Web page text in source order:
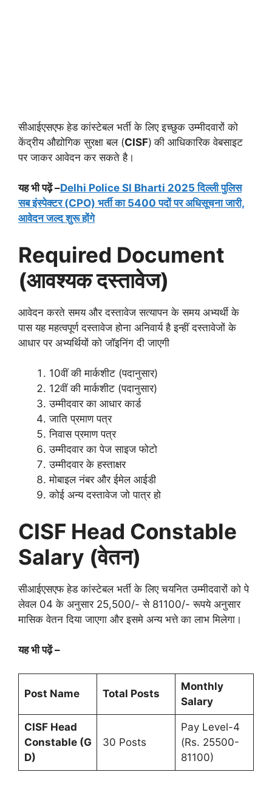
सीआईएसएफ हेड कांस्टेबल भर्ती के लिए इच्छुक उम्मीदवारों को
केंद्रीय औद्योगिक सुरक्षा बल (CISF) की आधिकारिक वेबसाइट
पर जाकर आवेदन कर सकते है।
यह भी पढ़ें –Delhi Police SI Bharti 2025 दिल्ली पुलिस
सब इंस्पेक्टर (CPO) भर्ती का 5400 पदों पर अधिसूचना जारी,
आवेदन जल्द शुरू होंगे
Required Document
(आवश्यक दस्तावेज)
आवेदन करते समय और दस्तावेज सत्यापन के समय अभ्यर्थी के
पास यह महत्वपूर्ण दस्तावेज होना अनिवार्य है इन्हीं दस्तावेजों के
आधार पर अभ्यर्थियों को जॉइनिंग दी जाएगी
10वीं की मार्कशीट (पदानुसार)
12वीं की मार्कशीट (पदानुसार)
उम्मीदवार का आधार कार्ड
जाति प्रमाण पत्र
निवास प्रमाण पत्र
उम्मीदवार का पेज साइज फोटो
उम्मीदवार के हस्ताक्षर
मोबाइल नंबर और ईमेल आईडी
कोई अन्य दस्तावेज जो पात्र हो
CISF Head Constable
Salary (वेतन)
सीआईएसएफ हेड कांस्टेबल भर्ती के लिए चयनित उम्मीदवारों को पे
लेवल 04 के अनुसार 25,500/- से 81100/- रूपये अनुसार
मासिक वेतन दिया जाएगा और इसमे अन्य भत्ते का लाभ मिलेगा।
यह भी पढ़ें –
Post Name Total Posts
Monthly
Salary
CISF Head
Constable (G
D)
30 Posts
Pay Level-4
(Rs. 25500-
81100)